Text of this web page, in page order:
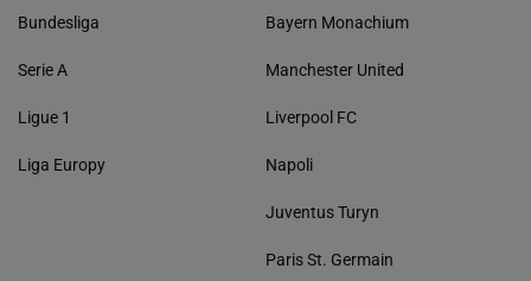
Bundesliga
Serie A
Ligue 1
Liga Europy
Bayern Monachium
Manchester United
Liverpool FC
Napoli
Juventus Turyn
Paris St. Germain